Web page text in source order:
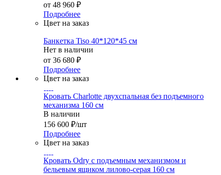
от 48 960 ₽
Подробнее
Цвет на заказ
Банкетка Tiso 40*120*45 см
Нет в наличии
от 36 680 ₽
Подробнее
Цвет на заказ
Кровать Charlotte двухспальная без подъемного
механизма 160 см
В наличии
156 600 ₽/шт
Подробнее
Цвет на заказ
Кровать Odry с подъемным механизмом и
бельевым ящиком лилово-серая 160 см